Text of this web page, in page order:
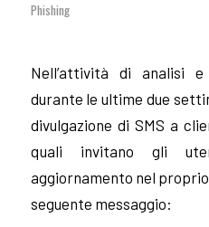
Phishing
Nell’attività di analisi
durante le ultime due
divulgazione di SMS a
quali invitano gli
aggiornamento nel
seguente messaggio: